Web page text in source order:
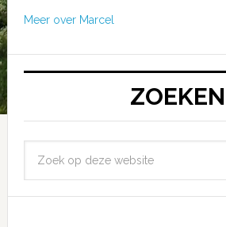
Meer over Marcel
ZOEKEN